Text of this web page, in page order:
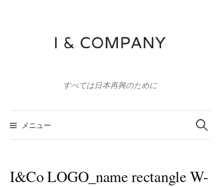
ッ
プ
すべては日本再興のために
メニュー
検
索:
I&Co LOGO_name rectangle W-